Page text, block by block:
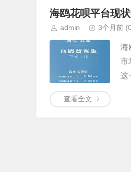
海鸥花呗平台现
admin 3个月前
海
市
这
查看全文